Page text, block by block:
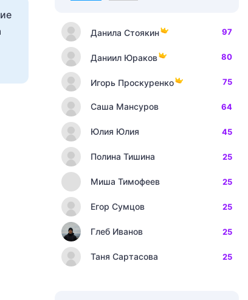
Данила Стоякин 97
Даниил Юраков 80
Игорь Проскуренко 75
Саша Мансуров 64
Юлия Юлия 45
Полина Тишина 25
Миша Тимофеев 25
Егор Сумцов 25
Глеб Иванов 25
Таня Сартасова 25